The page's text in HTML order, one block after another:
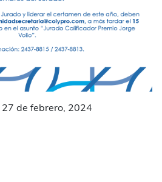
27 de febrero, 2024